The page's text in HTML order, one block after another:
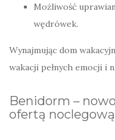
Możliwość
wędrówek.
Wynajmując dom
wakacji pełnych emocji i
Benidorm –
ofertą noclegową